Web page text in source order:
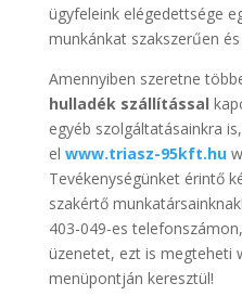
ügyfeleink elégedettsége
munkánkat szakszerűen
Amennyiben szeretne
hulladék szállítással
egyéb szolgáltatásainkra
el www.triasz-95kft.hu
Tevékenységünket érintő
szakértő
403-049-es
üzenetet, ezt is megteheti
menüpontján keresztül!